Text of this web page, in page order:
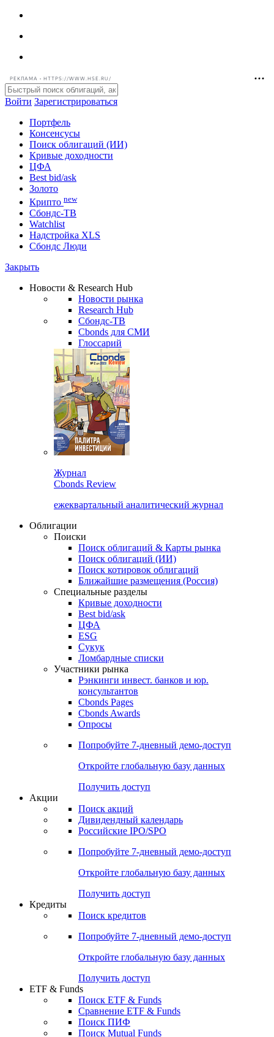
РЕКЛАМА • HTTPS://WWW.HSE.RU/
Войти Зарегистрироваться
Портфель
Консенсусы
Поиск облигаций (ИИ)
Кривые доходности
ЦФА
Best bid/ask
Золото
Крипто new
Watchlist
Сбондс Люди
Новости & Research Hub
Новости рынка
Research Hub
Сбондс-ТВ
Cbonds для СМИ
Глоссарий
Cbonds Review
ежеквартальный аналитический журнал
Облигации
Поиски
Поиск облигаций & Карты рынка
Поиск облигаций (ИИ)
Поиск котировок облигаций
Ближайшие размещения (Россия)
Специальные разделы
Кривые доходности
Best bid/ask
ЦФА
ESG
Сукук
Ломбардные списки
Участники рынка
Рэнкинги инвест. банков и юр.
Cbonds Pages
Опросы
Попробуйте7-дневный
Откройте глобальную базу данных
Получить доступ
Поиск акций
Российские IPO/SPO
Попробуйте7-дневный
Откройте глобальную базу данных
Получить доступ
Поиск кредитов
Попробуйте7-дневный
Откройте глобальную базу данных
Получить доступ
ETF & Funds